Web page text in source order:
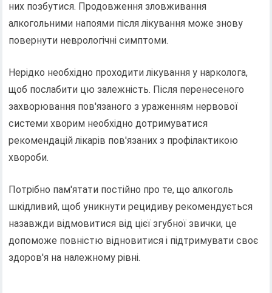
них позбутися. Продовження зловживання
алкогольними напоями після лікування може знову
повернути неврологічні симптоми.
Нерідко необхідно проходити лікування у нарколога,
щоб послабити цю залежність. Після перенесеного
захворювання пов'язаного з ураженням нервової
системи хворим необхідно дотримуватися
рекомендацій лікарів пов'язаних з профілактикою
хвороби.
Потрібно пам'ятати постійно про те, що алкоголь
шкідливий, щоб уникнути рецидиву рекомендується
назавжди відмовитися від цієї згубної звички, це
допоможе повністю відновитися і підтримувати своє
здоров'я на належному рівні.